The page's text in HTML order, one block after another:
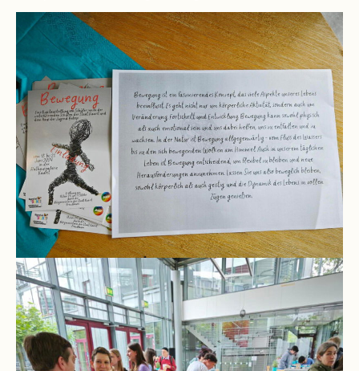
Berufswahlvorbereitung
Hausaufgabenbetreuung
Digitalisierung
Streitschlichtung
Kompetenzteam
Seiteneinsteiger
Methodentraining
Bewegte